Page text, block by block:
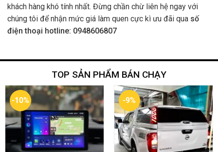
khách hàng khó tính nhất. Đừng chần chừ liên hệ ngay với
chúng tôi để nhận mức giá làm quen cực kì ưu đãi qua số
điện thoại hotline: 0948606807
TOP SẢN PHẨM BÁN CHẠY
-10% -9%